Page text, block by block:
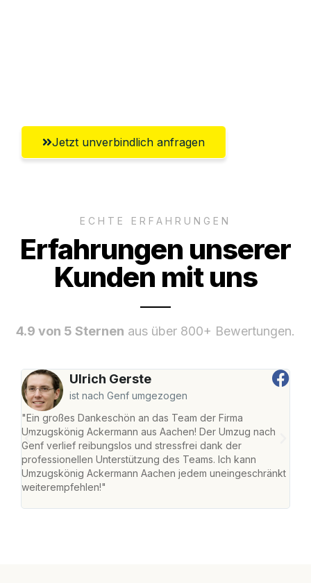
Jetzt unverbindlich anfragen
ECHTE ERFAHRUNGEN
Erfahrungen unserer
Kunden mit uns
4.9 von 5 Sternen aus über 800+ Bewertungen.
Ulrich Gerste
ist nach Genf umgezogen
"Ein großes Dankeschön an das Team der Firma
Umzugskönig Ackermann aus Aachen! Der Umzug nach
Genf verlief reibungslos und stressfrei dank der
professionellen Unterstützung des Teams. Ich kann
Umzugskönig Ackermann Aachen jedem uneingeschränkt
weiterempfehlen!"